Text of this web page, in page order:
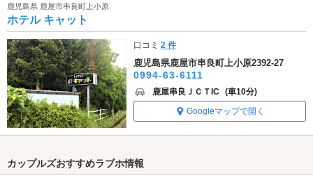
鹿児島県 鹿屋市串良町上小原
ホテル キャット
口コミ2 件
鹿児島県鹿屋市串良町上小原2392-27
0994-63-6111
鹿屋串良ＪＣＴIC (車10分)
Googleマップで開く
カップルズおすすめラブホ情報